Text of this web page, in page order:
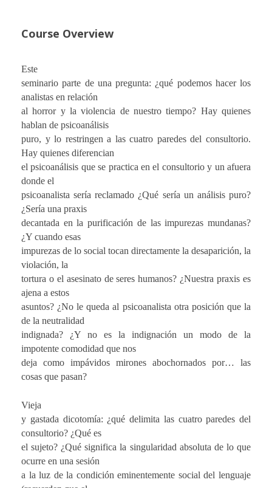
Course Overview
Este
seminario parte de una pregunta: ¿qué podemos hacer los
analistas en relación
al horror y la violencia de nuestro tiempo? Hay quienes
hablan de psicoanálisis
puro, y lo restringen a las cuatro paredes del consultorio.
Hay quienes diferencian
el psicoanálisis que se practica en el consultorio y un afuera
donde el
psicoanalista sería reclamado ¿Qué sería un análisis puro?
¿Sería una praxis
decantada en la purificación de las impurezas mundanas?
¿Y cuando esas
impurezas de lo social tocan directamente la desaparición, la
violación, la
tortura o el asesinato de seres humanos? ¿Nuestra praxis es
ajena a estos
asuntos? ¿No le queda al psicoanalista otra posición que la
de la neutralidad
indignada? ¿Y no es la indignación un modo de la
impotente comodidad que nos
deja como impávidos mirones abochornados por… las
cosas que pasan?
Vieja
y gastada dicotomía: ¿qué delimita las cuatro paredes del
consultorio? ¿Qué es
el sujeto? ¿Qué significa la singularidad absoluta de lo que
ocurre en una sesión
a la luz de la condición eminentemente social del lenguaje